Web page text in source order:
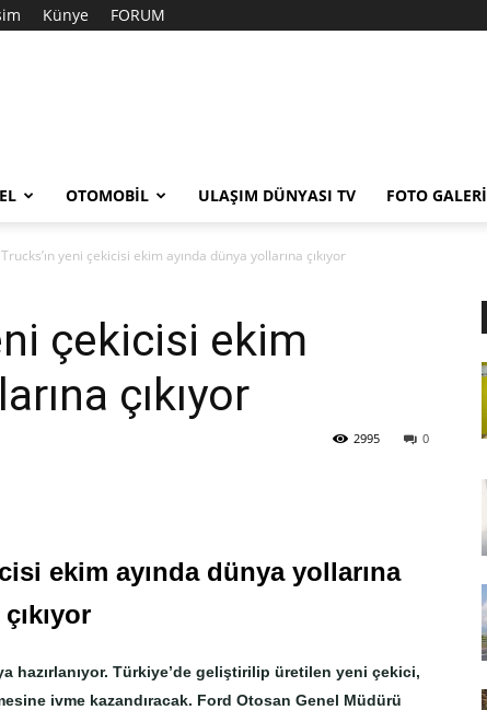
Künye FORUM
OTOMOBIL ULAŞIM DÜNYASI TV FOTO GALERI
yeni çekicisi ekim ayında dünya yollarına çıkıyor
çekicisi ekim
çıkıyor
0
2995
ekim ayında dünya yollarına
çıkıyor
hazırlanıyor. Türkiye’de geliştirilip üretilen yeni çekici,
ivme kazandıracak. Ford Otosan Genel Müdürü